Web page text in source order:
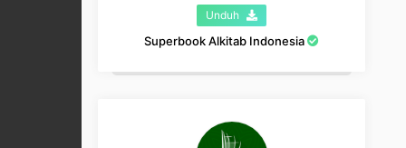
Unduh
Superbook Alkitab Indonesia